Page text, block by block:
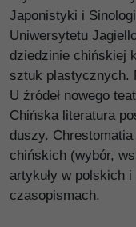
Japonistyki i
Uniwersytetu
dziedzinie chińskiej
sztuk plastycznych.
U źródeł nowego
Chińska literatura
duszy. Chrestomatia
chińskich (wybór,
artykuły w polskich
czasopismach.